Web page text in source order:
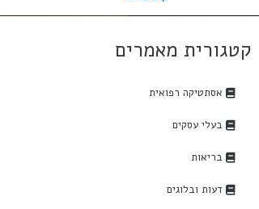
קטגורית מאמרים
אסתטיקה רפואית
בעלי עסקים
בריאות
דעות ובלוגים